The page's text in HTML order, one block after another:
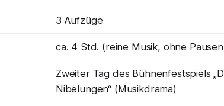
3 Aufzüge
ca. 4 Std. (reine Musik, ohne
Zweiter Tag des Bühnenfestspiels
Nibelungen“ (Musikdrama)